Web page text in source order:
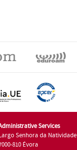
Services
Senhora da Natividade
810 Évora